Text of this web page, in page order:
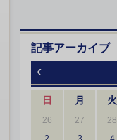
記事アーカイブ
‹
日 月 火
26 27 28